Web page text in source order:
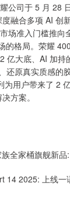
司于 5 月 28
融合多项 AI 创
场准入门槛推向
的格局。荣耀
亿大底、AI 加持
还原真实质感的
为用户带来了 2
方案。
全家桶旗舰新品:
2025: 上线一